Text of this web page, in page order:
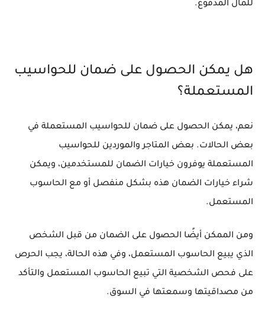
للمال المدفوع.
هل يمكن الحصول على ضمان للحواسيب
المستعملة؟
نعم، يمكن الحصول على ضمان للحواسيب المستعملة في
بعض الحالات. بعض المتاجر والموردين للحواسيب
المستعملة يوفرون خيارات الضمان للمستخدمين، ويمكن
شراء خيارات الضمان هذه بشكل منفصل أو مع الحاسوب
المستعمل.
ومن الممكن أيضًا الحصول على الضمان من قبل الشخص
الذي يبيع الحاسوب المستعمل، وفي هذه الحالة، يجب الحرص
على فحص الشخصية التي تبيع الحاسوب المستعمل والتأكد
من مصداقيتها وسمعتها في السوق.